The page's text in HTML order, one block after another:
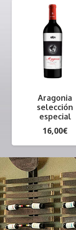
Aragonia
selección
especial
16,00€